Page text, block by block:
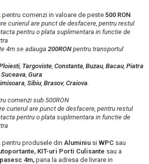
pentru comenzi in valoare de peste 500 RON
curierul are punct de desfacere, pentru restul
pentru o plata suplimentara in functie de
4m se adauga 200RON pentru transportul
, Targoviste, Constanta, Buzau, Bacau, Piatra
Suceava, Gura
, Sibiu, Brasov, Craiova.
comenzi sub 500RON
curierul are punct de desfacere, pentru restul
pentru o plata suplimentara in functie de
pentru produsele din Aluminiu si WPC sau
KIT-uri Porti Culisante sau a
4m, pana la adresa de livrare in